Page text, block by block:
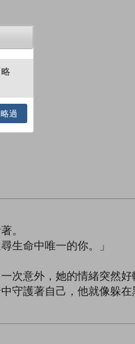
。
生命中唯一的你。」
次意外，她的情緒突然
護著自己，他就像躲在
略過